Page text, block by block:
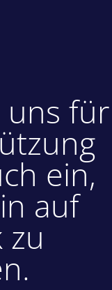
uns für
ein,
auf
zu